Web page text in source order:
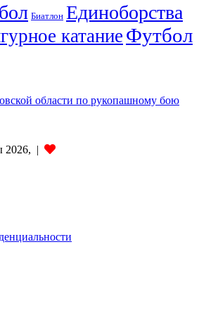
Биатлон Единоборства
катание Футбол
области по рукопашному бою
2026, |